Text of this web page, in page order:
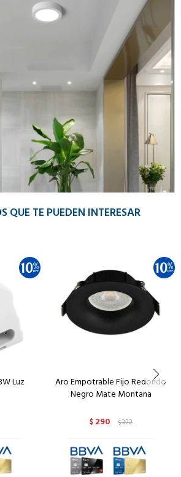
QUE TE PUEDEN INTERESAR
Luz
Aro Empotrable Fijo Redondo
Negro Mate Montana
$ 290 $322